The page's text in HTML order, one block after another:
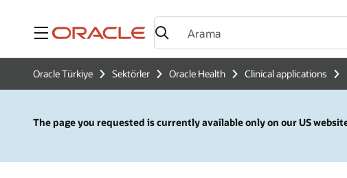
Menü
Oracle Türkiye Sektörler Oracle Health Clinical applications
The page you requested is currently available only on our US